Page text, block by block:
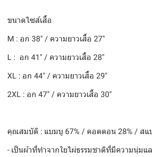
ขนาดไซส์เสื้อ
M : อก 38" / ความยาวเสื้อ 27"
L : อก 41" / ความยาวเสื้อ 28"
XL : อก 44" / ความยาวเสื้อ 29"
2XL : อก 47" / ความยาวเสื้อ 30"
คุณสมบัติ : แบมบู 67% / คอตตอน 28% / สแ
- เป็นผ้าที่ทำจากใยไผ่ธรรมชาติที่มีความนุ่ม